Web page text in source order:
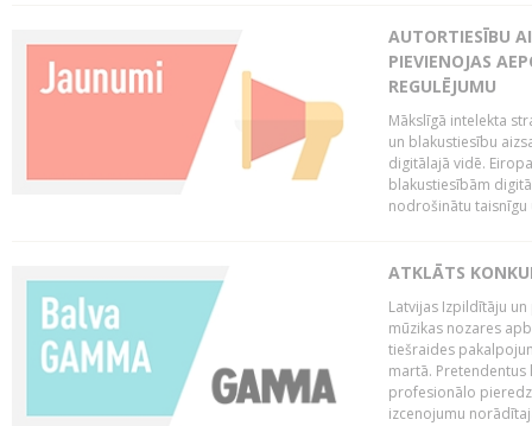
AUTORTIESĪBU
PIEVIENOJAS
REGULĒJUMU
Mākslīgā intelekta
un blakustiesību
digitālajā vidē.
blakustiesībām
nodrošinātu taisnīgu
ATKLĀTS
Latvijas Izpildītāju
mūzikas nozares
tiešraides
martā. Pretendentus
profesionālo
izcenojumu